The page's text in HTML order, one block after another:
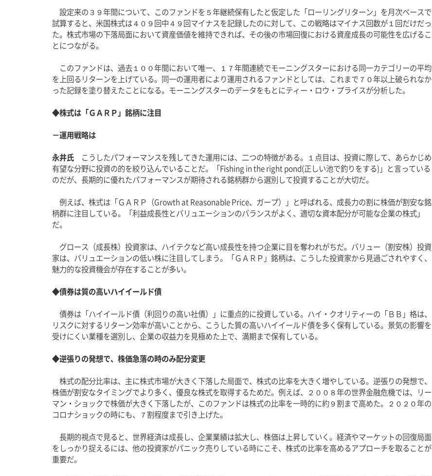
設定来の３９年間について、このファンドを５年継続保有したと仮定した「ローリングリターン」を月次ベースで
試算すると、米国株式は４０９回中４９回マイナスを記録したのに対して、この戦略はマイナス回数が１回だけだっ
た。株式市場の下落局面において資産価値を維持できれば、その後の市場回復における資産成長の可能性を広げるこ
とにつながる。
このファンドは、過去１００年間において唯一、１７年間連続でモーニングスターにおける同一カテゴリーの平均
を上回るリターンを上げている。同一の運用者により運用されるファンドとしては、これまで７０年以上破られなか
った記録を塗り替えたことになる。モーニングスターのデータをもとにティー・ロウ・プライスが分析した。
◆株式は「ＧＡＲＰ」銘柄に注目
－運用戦略は
永井氏 こうしたパフォーマンスを残してきた運用には、二つの特徴がある。１点目は、投資に際して、あらかじめ
有望な分野に投資の的を絞り込んでいることだ。「Fishing in the right pond(正しい池で釣りをする)」と言っている
のだが、長期的に優れたパフォーマンスが期待される銘柄群から選別して投資することが大切だ。
例えば、株式は「ＧＡＲＰ（Growth at Reasonable Price、ガープ）」と呼ばれる、成長力の割に株価が割安な銘
柄群に注目している。「利益成長性とバリュエーションのバランスがよく、適切な資本配分が可能な企業の株式」
だ。
グロース（成長株）投資家は、ハイテクなど高い成長性を持つ企業に目を奪われがちだ。バリュー（割安株）投資
家は、バリュエーションの低い株に注目してしまう。「ＧＡＲＰ」銘柄は、こうした投資家から見過ごされやすく、
魅力的な投資機会が存在することが多い。
◆債券は質の高いハイイールド債
債券は「ハイイールド債（利回りの高い社債）」に重点的に投資している。ハイ・クオリティーの「ＢＢ」格は、
リスクに対するリターン効率が高いことから、こうした質の高いハイイールド債を多く保有している。景気の影響を
受けにくい業種を選別し、企業の収益力を見極めた上で、満期まで保有している。
◆逆張りの発想で、株価急落の時のみ配分変更
株式の配分比率は、主に株式市場が大きく下落した局面で、株式の比率を大きく増やしている。逆張りの発想で、
株価が割安なタイミングでより多く、優良な株式を取得するためだ。例えば、２００８年の世界金融危機では、リー
マン・ショックで株価が大きく下落したが、このファンドは株式の比率を一時的に約９割まで高めた。２０２０年の
コロナショックの時にも、７割程度まで引き上げた。
長期的視点で見ると、世界経済は成長し、企業業績は拡大し、株価は上昇していく。経済やマーケットの回復局面
をしっかり捉えるには、他の投資家がパニック売りしている時にこそ、株式の比率を高めるアプローチを取ることが
重要だ。